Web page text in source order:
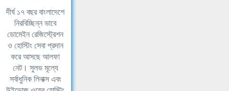
দীর্ঘ ১৭ বছর বাংলাদেশে
নিরবিচ্ছিন্ন ভাবে
ডোমেইন রেজিস্ট্রেশন
ও হোস্টিং সেবা প্রদান
করে আসছে আলফা
নেট। সুলভ মূল্যে
সর্বাধুনিক লিনাক্স এবং